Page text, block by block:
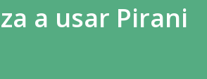
a usar Pirani